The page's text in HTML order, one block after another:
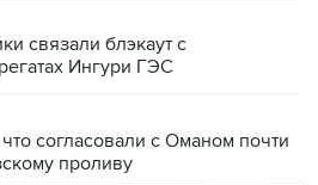
связали блэкаут с
Ингури ГЭС
согласовали с Оманом почти
проливу